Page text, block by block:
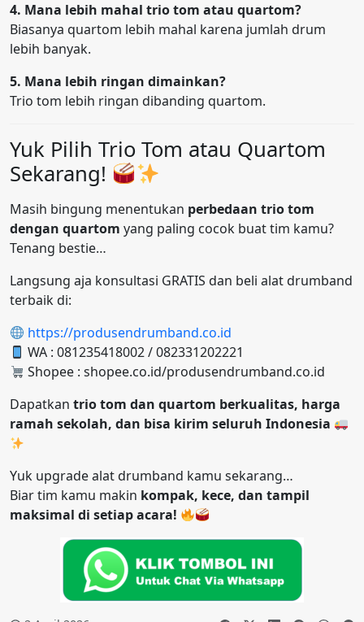
4. Mana lebih mahal trio tom atau quartom?
Biasanya quartom lebih mahal karena jumlah drum
lebih banyak.
5. Mana lebih ringan dimainkan?
Trio tom lebih ringan dibanding quartom.
Yuk Pilih Trio Tom atau Quartom
Sekarang!
Masih bingung menentukan perbedaan trio tom
dengan quartom yang paling cocok buat tim kamu?
Tenang bestie…
Langsung aja konsultasi GRATIS dan beli alat drumband
terbaik di:
https://produsendrumband.co.id
WA : 081235418002 / 082331202221
Shopee : shopee.co.id/produsendrumband.co.id
Dapatkan trio tom dan quartom berkualitas, harga
ramah sekolah, dan bisa kirim seluruh Indonesia
Yuk upgrade alat drumband kamu sekarang…
Biar tim kamu makin kompak, kece, dan tampil
maksimal di setiap acara!